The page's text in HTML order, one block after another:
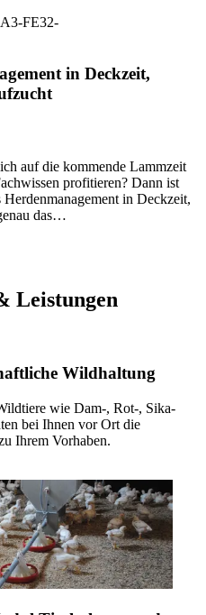
in Deckzeit,
auf die kommende Lammzeit
profitieren? Dann ist
in Deckzeit,
das…
Leistungen
Wildhaltung
wie Dam-, Rot-, Sika-
bei Ihnen vor Ort die
Ihrem Vorhaben.